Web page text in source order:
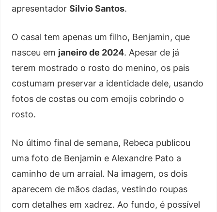
apresentador Silvio Santos.
O casal tem apenas um filho, Benjamin, que
nasceu em janeiro de 2024. Apesar de já
terem mostrado o rosto do menino, os pais
costumam preservar a identidade dele, usando
fotos de costas ou com emojis cobrindo o
rosto.
No último final de semana, Rebeca publicou
uma foto de Benjamin e Alexandre Pato a
caminho de um arraial. Na imagem, os dois
aparecem de mãos dadas, vestindo roupas
com detalhes em xadrez. Ao fundo, é possível